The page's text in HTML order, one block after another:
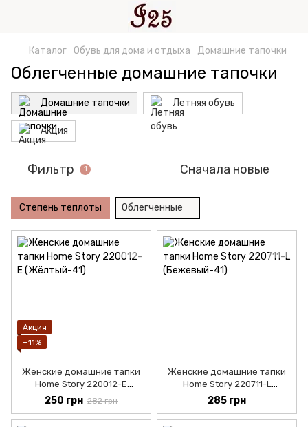
Каталог Обувь для дома и отдыха Домашние тапочки
Облегченные домашние тапочки
Домашние тапочки Летняя обувь
Акция
Фильтр 1 Сначала новые
Степень теплоты Облегченные
Акция
−11%
Женские домашние тапки
Home Story 220012-Е
(Жёлтый-41)
250 грн 282 грн
Женские домашние тапки
Home Story 220711-L
(Бежевый-37)
285 грн